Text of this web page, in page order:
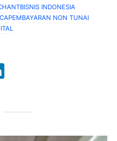
BISNIS INDONESIA
PEMBAYARAN NON TUNAI
dI